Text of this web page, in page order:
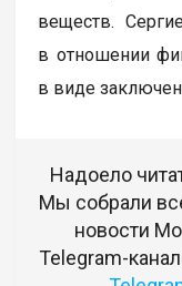
веществ.
в отношении
в виде
Надоело
Мы собрали
новости
Telegram-